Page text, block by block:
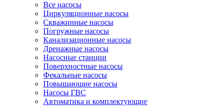
Все насосы
Циркуляционные насосы
Скважинные насосы
Погружные насосы
Канализационные насосы
Дренажные насосы
Насосные станции
Поверхностные насосы
Фекальные насосы
Повышающие насосы
Насосы ГВС
Автоматика и комплектующие